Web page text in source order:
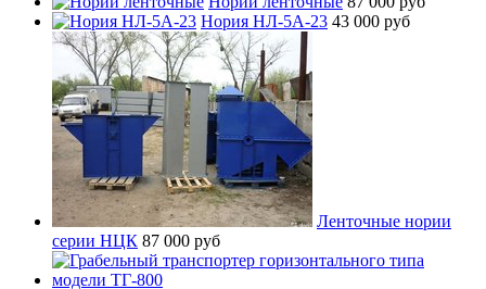
Нория НЛ-5А-23 43 000 руб
Ленточные нории
серии НЦК 87 000 руб